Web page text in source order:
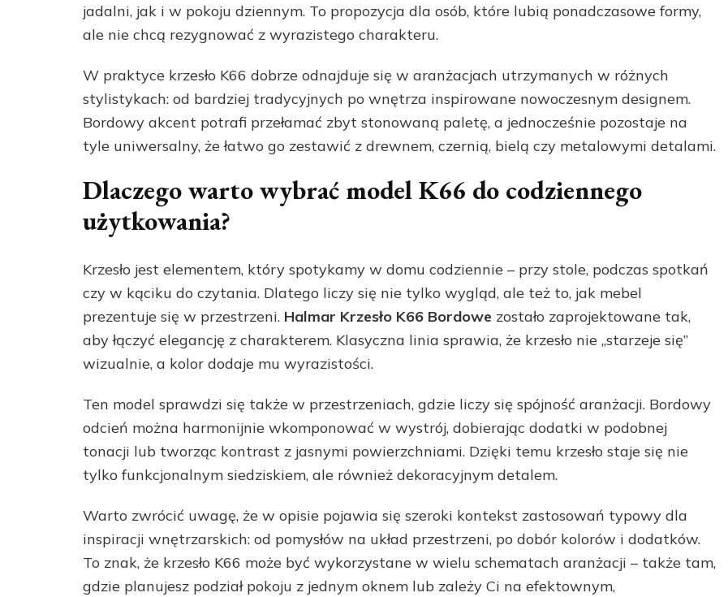
jadalni, jak i w pokoju dziennym. To propozycja dla osób, które lubią ponadczasowe formy,
ale nie chcą rezygnować z wyrazistego charakteru.
W praktyce krzesło K66 dobrze odnajduje się w aranżacjach utrzymanych w różnych
stylistykach: od bardziej tradycyjnych po wnętrza inspirowane nowoczesnym designem.
Bordowy akcent potrafi przełamać zbyt stonowaną paletę, a jednocześnie pozostaje na
tyle uniwersalny, że łatwo go zestawić z drewnem, czernią, bielą czy metalowymi detalami.
Dlaczego warto wybrać model K66 do codziennego
użytkowania?
Krzesło jest elementem, który spotykamy w domu codziennie – przy stole, podczas spotkań
czy w kąciku do czytania. Dlatego liczy się nie tylko wygląd, ale też to, jak mebel
prezentuje się w przestrzeni. Halmar Krzesło K66 Bordowe zostało zaprojektowane tak,
aby łączyć elegancję z charakterem. Klasyczna linia sprawia, że krzesło nie „starzeje się”
wizualnie, a kolor dodaje mu wyrazistości.
Ten model sprawdzi się także w przestrzeniach, gdzie liczy się spójność aranżacji. Bordowy
odcień można harmonijnie wkomponować w wystrój, dobierając dodatki w podobnej
tonacji lub tworząc kontrast z jasnymi powierzchniami. Dzięki temu krzesło staje się nie
tylko funkcjonalnym siedziskiem, ale również dekoracyjnym detalem.
Warto zwrócić uwagę, że w opisie pojawia się szeroki kontekst zastosowań typowy dla
inspiracji wnętrzarskich: od pomysłów na układ przestrzeni, po dobór kolorów i dodatków.
To znak, że krzesło K66 może być wykorzystane w wielu schematach aranżacji – także tam,
gdzie planujesz podział pokoju z jednym oknem lub zależy Ci na efektownym,